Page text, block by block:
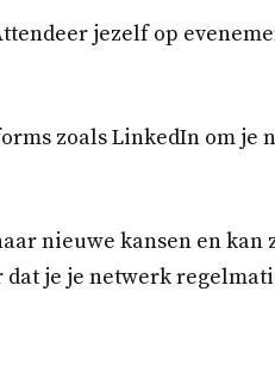
jezelf op
zoals LinkedIn om je
nieuwe kansen en
dat je je netwerk